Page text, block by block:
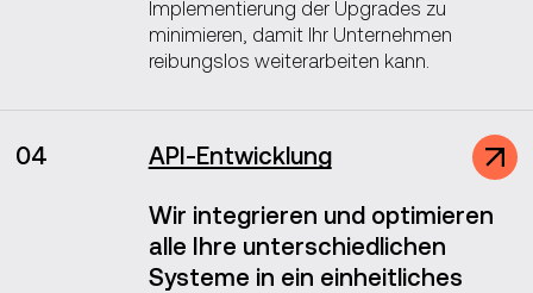
Implementierung der Upgrades zu
minimieren, damit Ihr Unternehmen
reibungslos weiterarbeiten kann.
04 API-Entwicklung
Wir integrieren und optimieren
alle Ihre unterschiedlichen
Systeme in ein einheitliches